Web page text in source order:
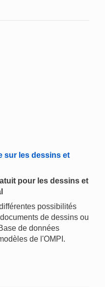
sur les dessins et
pour les dessins et
possibilités
de dessins ou
de données
de l'OMPI.